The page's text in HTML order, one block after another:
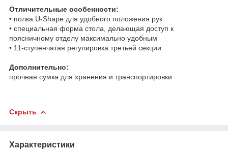
Отличительные особенности:
• полка U-Shape для удобного положения рук
• специальная форма стола, делающая доступ к
поясничному отделу максимально удобным
• 11-ступенчатая регулировка третьей секции
Дополнительно:
прочная сумка для хранения и транспортировки
Скрыть
Характеристики